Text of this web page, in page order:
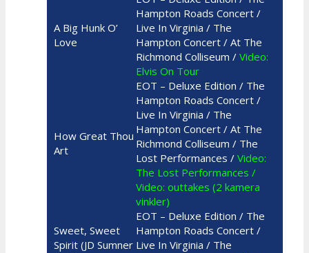
A Big Hunk O’
Love
Hampton Roads Concert /
Live In Virginia / The
Hampton Concert / At The
Richmond Colliseum / Video:
Elvis On Tour
How Great Thou
Art
EOT – Deluxe Edition / The
Hampton Roads Concert /
Live In Virginia / The
Hampton Concert / At The
Richmond Colliseum / The
Lost Performances / Video:
The Lost Performances /
Video: outtakes (2 kamera
vinkler)
Sweet, Sweet
Spirit (JD Sumner
EOT – Deluxe Edition / The
Hampton Roads Concert /
Live In Virginia / The